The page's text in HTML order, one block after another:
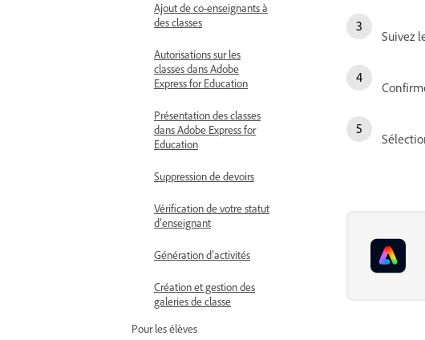
Ajout de co-enseignants à
des classes
Autorisations sur les
classes dans Adobe
Express for Education
Présentation des classes
dans Adobe Express for
Education
Suppression de devoirs
Vérification de votre statut
d’enseignant
Génération d’activités
Création et gestion des
galeries de classe
Pour les élèves
Suivez